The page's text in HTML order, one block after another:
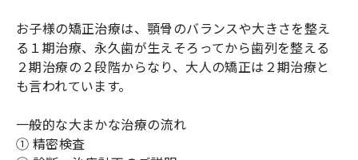
お子様の矯正治療は、顎骨のバランスや大きさを整え
る１期治療、永久歯が生えそろってから歯列を整える
２期治療の２段階からなり、大人の矯正は２期治療と
も言われています。
一般的な大まかな治療の流れ
① 精密検査